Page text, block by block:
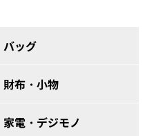
バッグ
財布・小物
家電・デジモノ